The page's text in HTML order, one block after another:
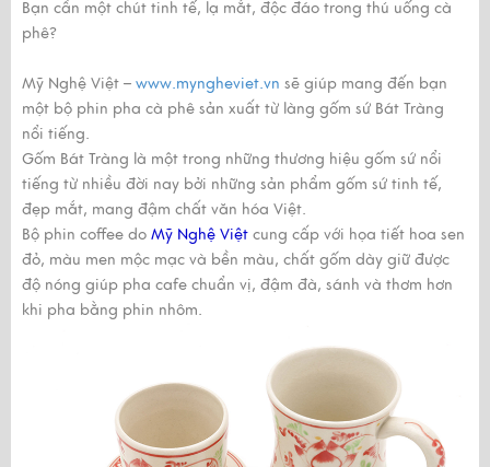
Bạn cần một chút tinh tế, lạ mắt, độc đáo trong thú uống cà
phê?
Mỹ Nghệ Việt – www.myngheviet.vn sẽ giúp mang đến bạn
một bộ phin pha cà phê sản xuất từ làng gốm sứ Bát Tràng
nổi tiếng.
Gốm Bát Tràng là một trong những thương hiệu gốm sứ nổi
tiếng từ nhiều đời nay bởi những sản phẩm gốm sứ tinh tế,
đẹp mắt, mang đậm chất văn hóa Việt.
Bộ phin coffee do Mỹ Nghệ Việt cung cấp với họa tiết hoa sen
đỏ, màu men mộc mạc và bền màu, chất gốm dày giữ được
độ nóng giúp pha cafe chuẩn vị, đậm đà, sánh và thơm hơn
khi pha bằng phin nhôm.